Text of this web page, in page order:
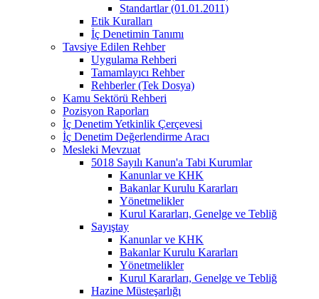
Standartlar (01.01.2011)
Etik Kuralları
İç Denetimin Tanımı
Tavsiye Edilen Rehber
Uygulama Rehberi
Tamamlayıcı Rehber
Rehberler (Tek Dosya)
Kamu Sektörü Rehberi
Pozisyon Raporları
İç Denetim Yetkinlik Çerçevesi
İç Denetim Değerlendirme Aracı
Mesleki Mevzuat
5018 Sayılı Kanun'a Tabi Kurumlar
Kanunlar ve KHK
Bakanlar Kurulu Kararları
Yönetmelikler
Kurul Kararları, Genelge ve Tebliğ
Sayıştay
Kanunlar ve KHK
Bakanlar Kurulu Kararları
Yönetmelikler
Kurul Kararları, Genelge ve Tebliğ
Hazine Müsteşarlığı